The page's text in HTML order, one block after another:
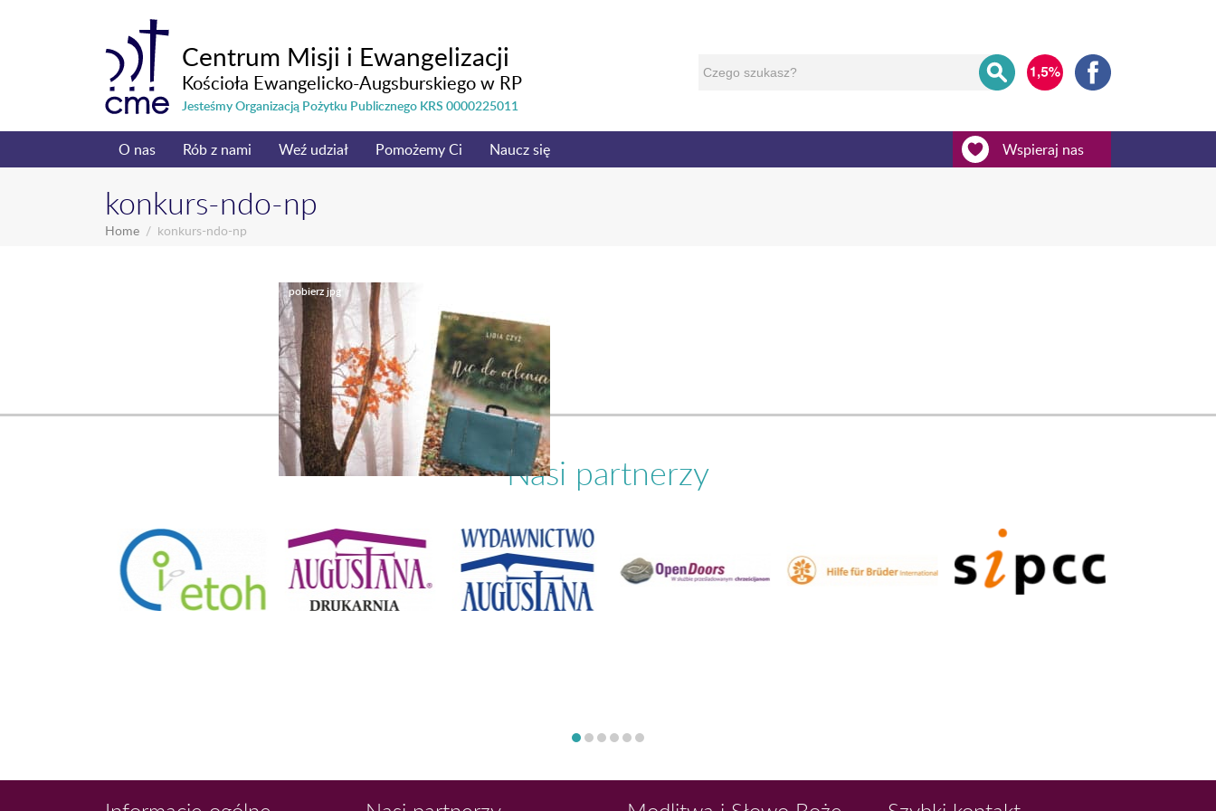
Centrum Misji i Ewangelizacji
Kościoła Ewangelicko-Augsburskiego w RP
Jesteśmy Organizacją Pożytku Publicznego KRS 0000225011
O nas Rób z nami Weź udział Pomożemy Ci Naucz się Wspieraj nas
konkurs-ndo-np
Home konkurs-ndo-np
Nasi partnerzy